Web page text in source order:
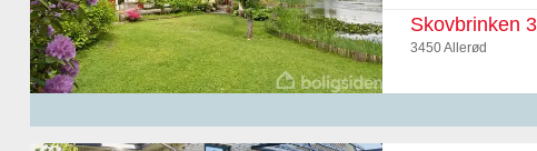
Skovbrinken
3450 Allerød